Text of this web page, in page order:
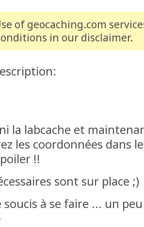
of geocaching.com
in our disclaimer.
la labcache et
les coordonnées dans
!!
sont sur place ;)
soucis à se faire ... un